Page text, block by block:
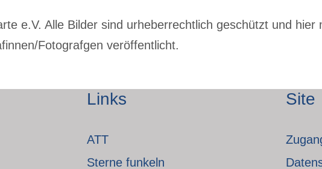
e.V. Alle Bilder sind urheberrechtlich geschützt und hier
Fotografgen veröffentlicht.
Links
ATT
Sterne funkeln
Site